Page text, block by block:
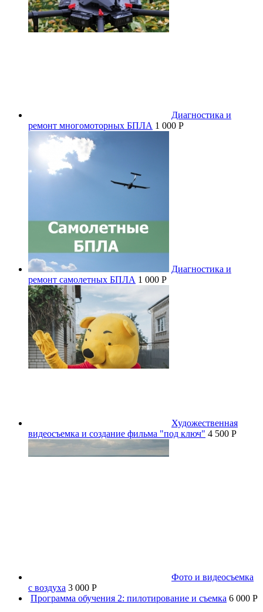
Диагностика и
ремонт многомоторных БПЛА 1 000 P
Диагностика и
ремонт самолетных БПЛА 1 000 P
Художественная
видеосъемка и создание фильма "под ключ" 4 500 P
Фото и видеосъемка
с воздуха 3 000 P
Программа обучения 2: пилотирование и съемка 6 000 P